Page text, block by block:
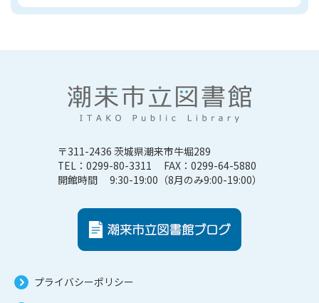
〒311-2436 茨城県潮来市牛堀289
TEL：0299-80-3311 FAX：0299-64-5880
開館時間 9:30-19:00（8月のみ9:00-19:00）
プライバシーポリシー